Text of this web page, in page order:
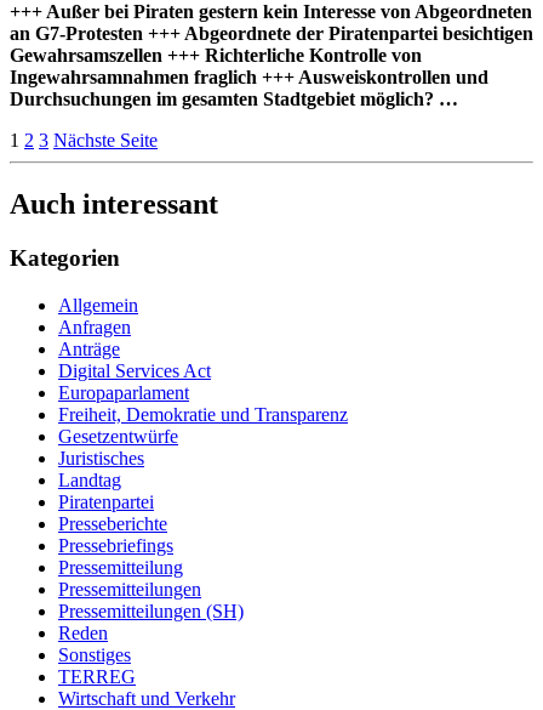
+++ Außer bei Piraten gestern kein Interesse von Abgeordneten
an G7-Protesten +++ Abgeordnete der Piratenpartei besichtigen
Gewahrsamszellen +++ Richterliche Kontrolle von
Ingewahrsamnahmen fraglich +++ Ausweiskontrollen und
Durchsuchungen im gesamten Stadtgebiet möglich? …
1 2 3 Nächste Seite
Auch interessant
Kategorien
Allgemein
Anfragen
Anträge
Digital Services Act
Europaparlament
Freiheit, Demokratie und Transparenz
Gesetzentwürfe
Juristisches
Landtag
Piratenpartei
Presseberichte
Pressebriefings
Pressemitteilung
Pressemitteilungen
Pressemitteilungen (SH)
Reden
Sonstiges
TERREG
Wirtschaft und Verkehr